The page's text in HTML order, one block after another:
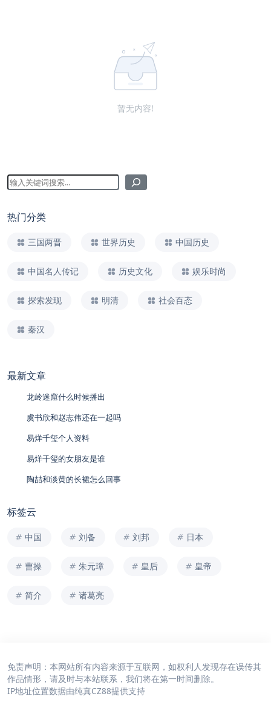
暂无内容!
热门分类
三国两晋 世界历史 中国历史
中国名人传记 历史文化 娱乐时尚
探索发现 明清 社会百态
秦汉
最新文章
龙岭迷窟什么时候播出
虞书欣和赵志伟还在一起吗
易烊千玺个人资料
易烊千玺的女朋友是谁
陶喆和淡黄的长裙怎么回事
标签云
中国 刘备 刘邦 日本
曹操 朱元璋 皇后 皇帝
简介 诸葛亮
免责声明：本网站所有内容来源于互联网，如权利人发现存在误传其
作品情形，请及时与本站联系，我们将在第一时间删除。
IP地址位置数据由纯真CZ88提供支持